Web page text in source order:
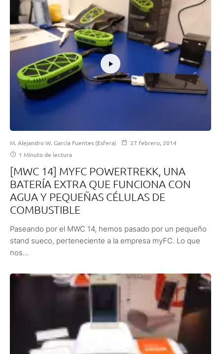
M. Alejandro W. García Fuentes (Esfera)
27 febrero, 2014
1 Minuto de lectura
[MWC 14] MYFC POWERTREKK, UNA
BATERÍA EXTRA QUE FUNCIONA CON
AGUA Y PEQUEÑAS CÉLULAS DE
COMBUSTIBLE
Paseando por el MWC 14, hemos pasado por un pequeño
stand sueco, perteneciente a la empresa myFC. Lo que
nos...